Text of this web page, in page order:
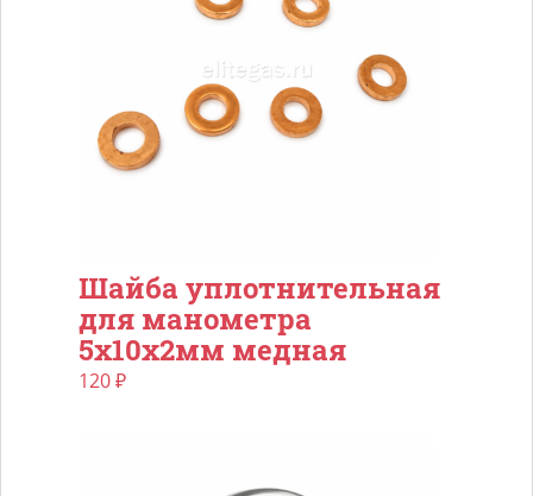
Шайба уплотнительная
для манометра
5х10х2мм медная
120₽